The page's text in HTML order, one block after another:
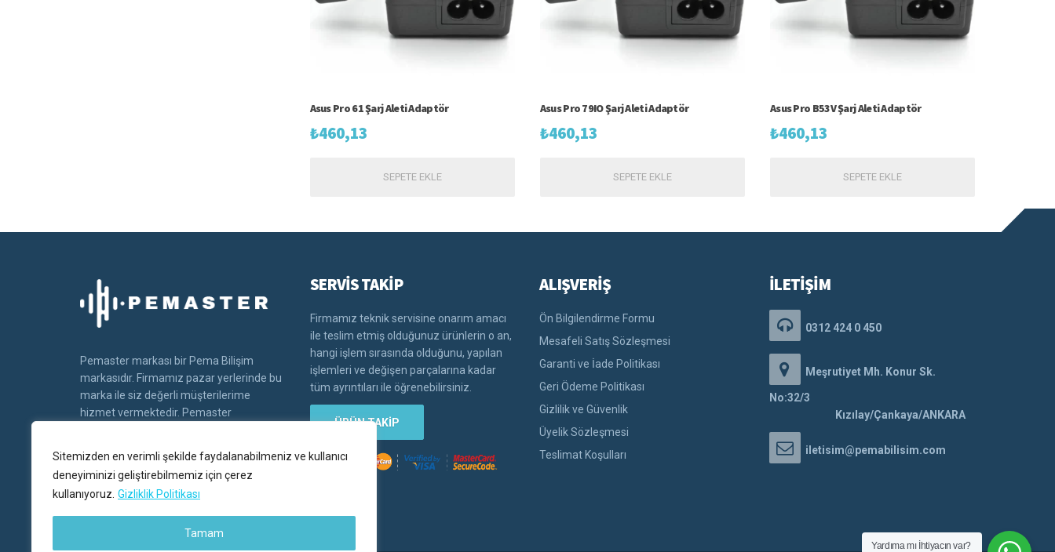
Sitemizden en verimli şekilde faydalanabilmeniz ve kullanıcı
deneyiminizi geliştirebilmemiz için çerez
kullanıyoruz. Gizliklik Politikası
Tamam
Asus Pro 61 Şarj Aleti Adaptör
₺460,13
SEPETE EKLE
Asus Pro 79IO Şarj Aleti Adaptör
₺460,13
SEPETE EKLE
Asus Pro B53V Şarj Aleti Adaptör
₺460,13
SEPETE EKLE
Pemaster markası bir Pema Bilişim
markasıdır. Firmamız pazar yerlerinde bu
marka ile siz değerli müşterilerime
hizmet vermektedir. Pemaster
SERVİS TAKİP
Firmamız teknik servisine onarım amacı
ile teslim etmiş olduğunuz ürünlerin o an,
hangi işlem sırasında olduğunu, yapılan
işlemleri ve değişen parçalarına kadar
tüm ayrıntıları ile öğrenebilirsiniz.
ÜRÜN TAKİP
ALIŞVERİŞ
Ön Bilgilendirme Formu
Mesafeli Satış Sözleşmesi
Garanti ve İade Politikası
Geri Ödeme Politikası
Gizlilik ve Güvenlik
Üyelik Sözleşmesi
Teslimat Koşulları
İLETİŞİM
0312 424 0 450
Meşrutiyet Mh. Konur Sk.
No:32/3
Kızılay/Çankaya/ANKARA
iletisim@pemabilisim.com
Yardıma mı İhtiyacın var?